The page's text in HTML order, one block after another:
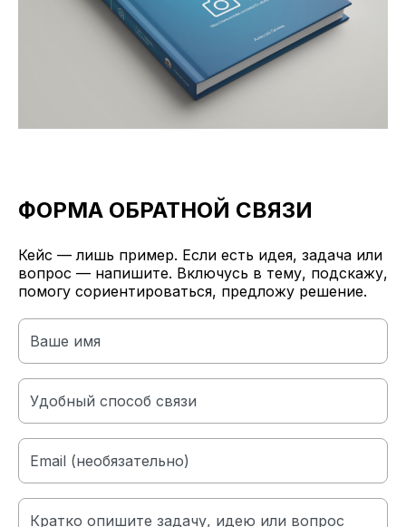
ФОРМА ОБРАТНОЙ СВЯЗИ
Кейс — лишь пример. Если есть идея, задача или
вопрос — напишите. Включусь в тему, подскажу,
помогу сориентироваться, предложу решение.
Ваше имя
Удобный способ связи
Email (необязательно)
Кратко опишите задачу, идею или вопрос